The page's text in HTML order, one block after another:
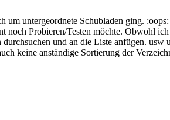
um untergeordnete Schubladen ging. :oops:
noch Probieren/Testen möchte. Obwohl
und an die Liste anfügen.
keine anständige Sortierung der